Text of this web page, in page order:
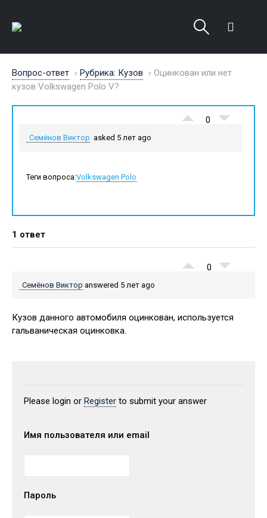
Вопрос-ответ › Рубрика: Кузов › Оцинкован или нет
кузов Volkswagen Polo V?
0
Семёнов Виктор asked 5 лет ago
Теги вопроса:Volkswagen Polo
1 ответ
0
Семёнов Виктор answered 5 лет ago
Кузов данного автомобиля оцинкован, используется
гальваническая оцинковка.
Please login or Register to submit your answer
Имя пользователя или email
Пароль